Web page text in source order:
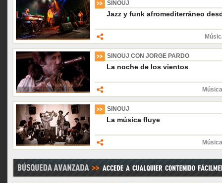
SINOUJ
Jazz y funk afromediterráneo
SINOUJ CON JORGE PARDO
La noche de los vientos
SINOUJ
La música fluye